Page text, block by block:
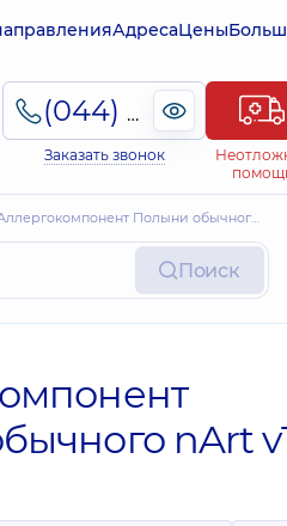
АдресаЦены
(044) 495-2-888
Заказать звонок
Аллергокомпонент Полыни обычного nArt v1, IgE (w231)
Поиск
nArt